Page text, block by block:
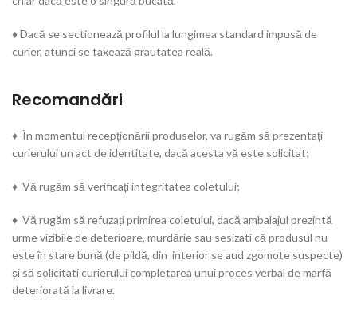
♦ Dacă se sectionează profilul la lungimea standard impusă de
curier, atunci se taxează grautatea reală.
Recomandări
♦ În momentul recepționării produselor, va rugăm să prezentați
curierului un act de identitate, dacă acesta vă este solicitat;
♦ Vă rugăm să verificați integritatea coletului;
♦ Vă rugăm să refuzați primirea coletului, dacă ambalajul prezintă
urme vizibile de deterioare, murdărie sau sesizati că produsul nu
este în stare bună (de pildă, din interior se aud zgomote suspecte)
și să solicitati curierului completarea unui proces verbal de marfă
deteriorată la livrare.